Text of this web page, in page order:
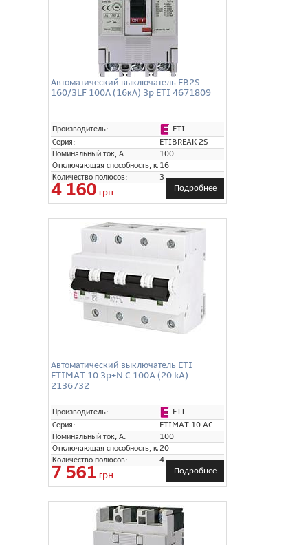
Автоматический выключатель EB2S
160/3LF 100А (16кА) 3p ETI 4671809
Производитель:
ETI
Серия:
ETIBREAK 2S
Номинальный ток, А:
100
Отключающая способность, кА:16
Количество полюсов:
3
4 160 грн Подробнее
Автоматический выключатель ETI
ETIMAT 10 3p+N C 100A (20 kA)
2136732
Производитель:
ETI
Серия:
ETIMAT 10 AC
Номинальный ток, А:
100
Отключающая способность, кА:20
Количество полюсов:
4
7 561 грн Подробнее